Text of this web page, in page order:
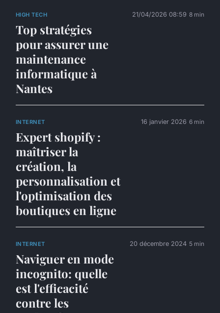
HIGH TECH
Top stratégies
pour assurer une
maintenance
informatique à
Nantes
21/04/2026 08:59 8 min
INTERNET
Expert shopify :
maîtriser la
création, la
personnalisation et
l'optimisation des
boutiques en ligne
16 janvier 2026 6 min
INTERNET
Naviguer en mode
incognito: quelle
est l'efficacité
contre les
20 décembre 2024 5 min